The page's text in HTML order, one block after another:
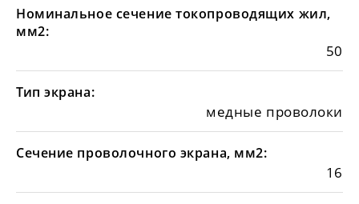
Номинальное сечение токопроводящих жил,
мм2:
50
Тип экрана:
медные проволоки
Сечение проволочного экрана, мм2:
16